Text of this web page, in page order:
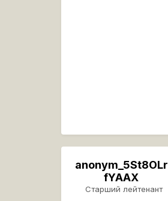
anonym_5St8OLr
fYAAX
Старший лейтенант